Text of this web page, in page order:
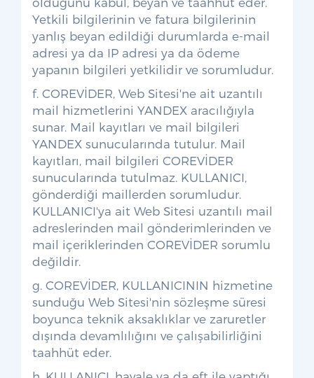
Yetkili bilgilerinin ve fatura bilgilerinin
yanlış beyan edildiği durumlarda e-mail
adresi ya da IP adresi ya da ödeme
yapanın bilgileri yetkilidir ve sorumludur.
f. COREVİDER, Web Sitesi'ne ait uzantılı
mail hizmetlerini YANDEX aracılığıyla
sunar. Mail kayıtları ve mail bilgileri
YANDEX sunucularında tutulur. Mail
kayıtları, mail bilgileri COREVİDER
sunucularında tutulmaz. KULLANICI,
gönderdiği maillerden sorumludur.
KULLANICI'ya ait Web Sitesi uzantılı mail
adreslerinden mail gönderimlerinden ve
mail içeriklerinden COREVİDER sorumlu
değildir.
g. COREVİDER, KULLANICININ hizmetine
sunduğu Web Sitesi'nin sözleşme süresi
boyunca teknik aksaklıklar ve zaruretler
dışında devamlılığını ve çalışabilirliğini
taahhüt eder.